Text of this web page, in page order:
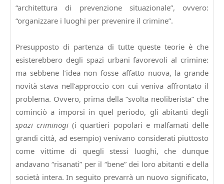
“architettura di prevenzione situazionale”, ovvero:
“organizzare i luoghi per prevenire il crimine”.
Presupposto di partenza di tutte queste teorie è che
esisterebbero degli spazi urbani favorevoli al crimine:
ma sebbene l’idea non fosse affatto nuova, la grande
novità stava nell’approccio con cui veniva affrontato il
problema. Ovvero, prima della “svolta neoliberista” che
cominciò a imporsi in quel periodo, gli abitanti degli
spazi criminogi (i quartieri popolari e malfamati delle
grandi città, ad esempio) venivano considerati piuttosto
come vittime di quegli stessi luoghi, che dunque
andavano “risanati” per il “bene” dei loro abitanti e della
società intera. In seguito prevarrà un nuovo significato,